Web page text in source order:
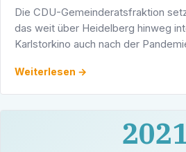
Die CDU-Gemeinderatsfraktion
das weit über Heidelberg hinweg
Karlstorkino auch nach der
Weiterlesen →